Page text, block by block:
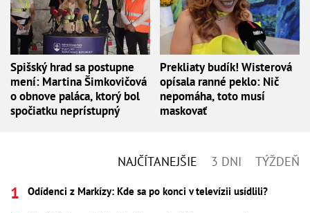
Spišský hrad sa postupne
mení: Martina Šimkovičová
o obnove paláca, ktorý bol
spočiatku neprístupný
Prekliaty budík! Wisterová
opísala ranné peklo: Nič
nepomáha, toto musí
maskovať
NAJČÍTANEJŠIE 3 DNI TÝŽDEŇ
Odídenci z Markízy: Kde sa po konci v televízii usídlili?